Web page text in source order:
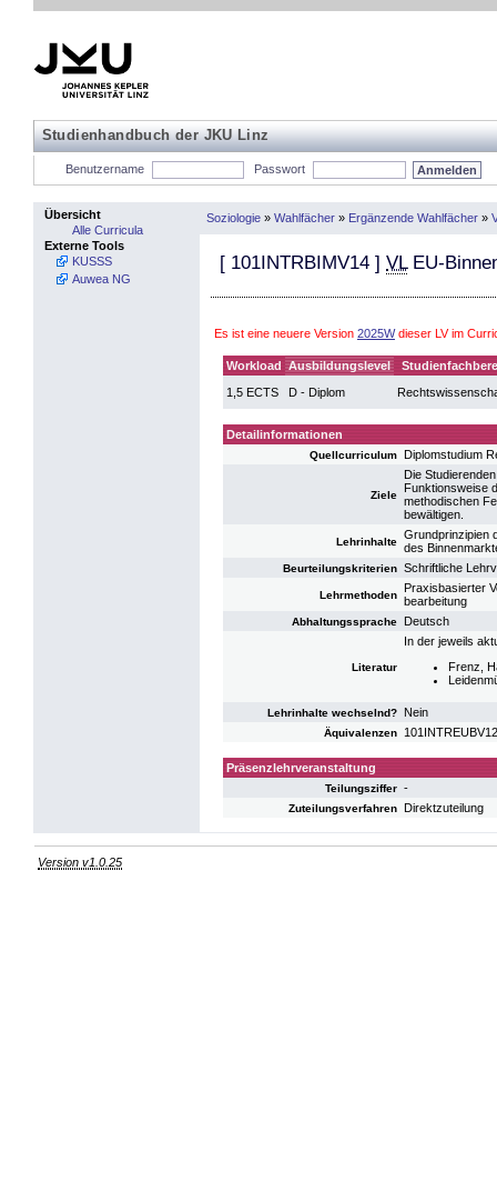
Studienhandbuch der JKU Linz
Benutzername Passwort
Übersicht
Alle Curricula
Externe Tools
KUSSS
Auwea NG
Soziologie » Wahlfächer » Ergänzende Wahlfächer »
[ 101INTRBIMV14 ] VLEU-
Es ist eine neuere Version 2025Wdieser LV im
Workload Ausbildungslevel
1,5 ECTS
D - Diplom
Detailinformationen
Quellcurriculum Diplomstudium
Ziele
Die
Funktionsweise
methodischen
bewältigen.
Lehrinhalte
Grundprinzipien
des
Beurteilungskriterien Schriftliche
Lehrmethoden
Praxisbasierter
bearbeitung
Abhaltungssprache Deutsch
Literatur
In der jeweils
Frenz,
Lehrinhalte wechselnd? Nein
Äquivalenzen
Präsenzlehrveranstaltung
Teilungsziffer -
Zuteilungsverfahren Direktzuteilung
Version v1.0.25